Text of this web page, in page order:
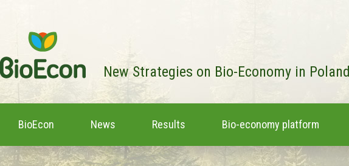
New Strategies on Bio-Economy in Poland
BioEcon News Results Bio-economy platform